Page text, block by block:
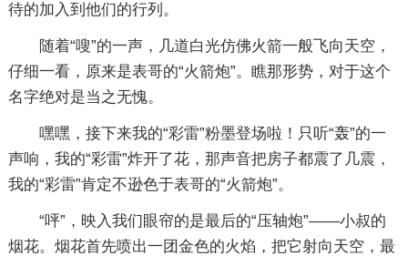
待的加入到他们的行列。
随着“嗖”的一声，几道白光仿佛火箭一般飞向天空，
仔细一看，原来是表哥的“火箭炮”。瞧那形势，对于这个
名字绝对是当之无愧。
嘿嘿，接下来我的“彩雷”粉墨登场啦！只听“轰”的一
声响，我的“彩雷”炸开了花，那声音把房子都震了几震，
我的“彩雷”肯定不逊色于表哥的“火箭炮”。
“呯”，映入我们眼帘的是最后的“压轴炮”——小叔的
烟花。烟花首先喷出一团金色的火焰，把它射向天空，最